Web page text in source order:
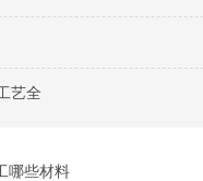
艺全
哪些材料